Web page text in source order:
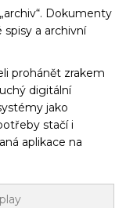
Dokumenty
a archivní
prohánět zrakem
digitální
jako
stačí i
aplikace na